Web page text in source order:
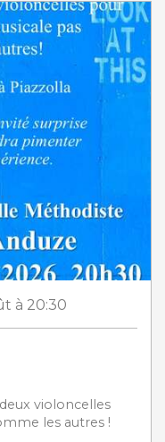
à 20:30
violoncelles
les autres !